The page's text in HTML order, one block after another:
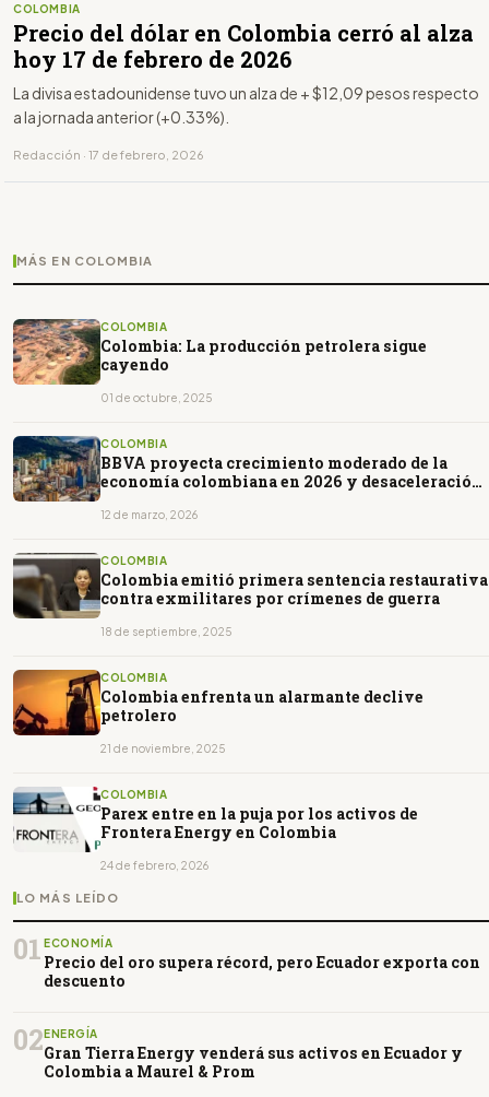
COLOMBIA
Precio del dólar en Colombia cerró al alza
hoy 17 de febrero de 2026
La divisa estadounidense tuvo un alza de + $12,09 pesos respecto
a la jornada anterior (+0.33%).
Redacción · 17 de febrero, 2026
MÁS EN COLOMBIA
COLOMBIA
Colombia: La producción petrolera sigue
cayendo
01 de octubre, 2025
COLOMBIA
BBVA proyecta crecimiento moderado de la
economía colombiana en 2026 y desaceleración
12 de marzo, 2026
COLOMBIA
Colombia emitió primera sentencia restaurativa
contra exmilitares por crímenes de guerra
18 de septiembre, 2025
COLOMBIA
Colombia enfrenta un alarmante declive
petrolero
21 de noviembre, 2025
COLOMBIA
Parex entre en la puja por los activos de
Frontera Energy en Colombia
24 de febrero, 2026
LO MÁS LEÍDO
01 ECONOMÍA
Precio del oro supera récord, pero Ecuador exporta con
descuento
02ENERGÍA
Gran Tierra Energy venderá sus activos en Ecuador y
Colombia a Maurel & Prom